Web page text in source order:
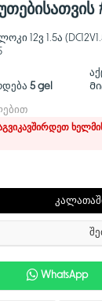
12ვ 1.5ა
5 gel
WhatsApp